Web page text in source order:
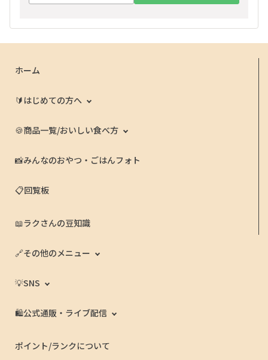
ホーム
🔰はじめての方へ
🍪商品一覧/おいしい食べ方
📸みんなのおやつ・ごはんフォト
📋回覧板
📖ラクさんの豆知識
🔗その他のメニュー
💡SNS
🛍️公式通販・ライブ配信
ポイント/ランクについて